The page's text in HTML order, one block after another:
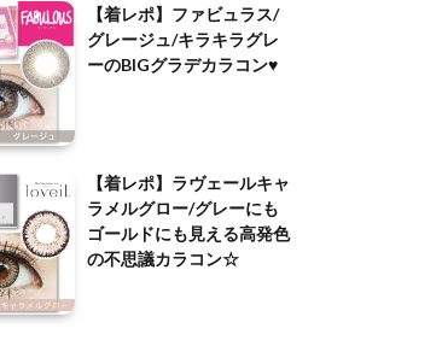
【着レポ】ファビュラス/
グレージュ/キラキラグレ
ーのBIGグラデカラコン♥
【着レポ】ラヴェールキャ
ラメルグロー/グレーにも
ゴールドにも見える高発色
の不思議カラコン☆